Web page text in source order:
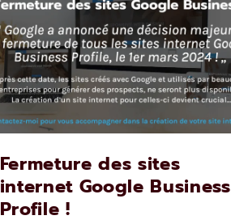
Fermeture des sites
internet Google Business
Profile !